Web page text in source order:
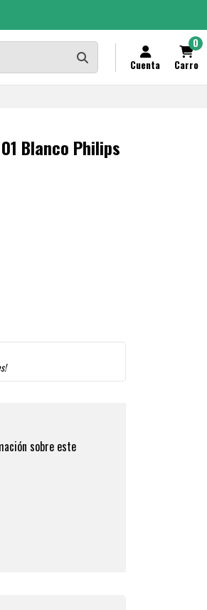
Cuenta
0
Carro
Blanco Philips
sobre este